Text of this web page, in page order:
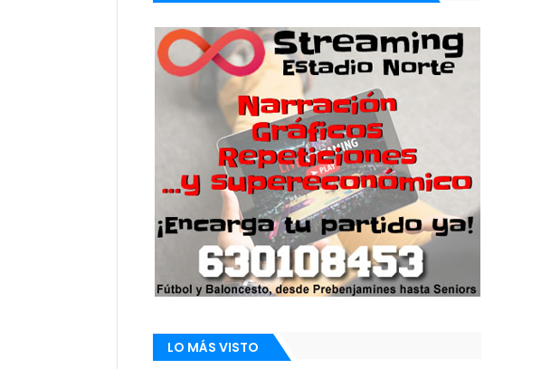
LO MÁS VISTO